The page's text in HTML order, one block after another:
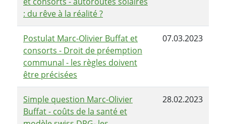
: du rêve à la réalité ?
Postulat Marc-Olivier Buffat et
consorts - Droit de préemption
communal - les règles doivent
être précisées
07.03.2023
Simple question Marc-Olivier
Buffat - coûts de la santé et
28.02.2023